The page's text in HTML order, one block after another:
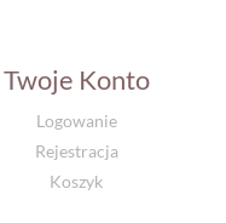
Twoje Konto
Logowanie
Rejestracja
Koszyk